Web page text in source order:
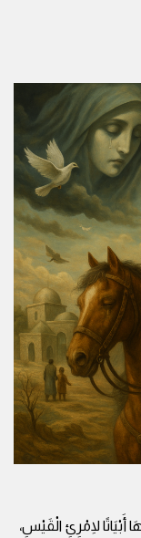
لِامْرِئِ الْقَيْسِ،